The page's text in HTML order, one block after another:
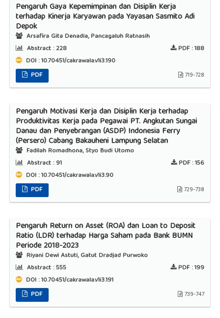
Pengaruh Gaya Kepemimpinan dan Disiplin Kerja
terhadap Kinerja Karyawan pada Yayasan Sasmito Adi
Depok
Arsafira Gita Denadia, Pancagaluh Ratnasih
Abstract :228 PDF :188
DOI : 10.70451/cakrawala.v1i3.190
PDF
719-728
Pengaruh Motivasi Kerja dan Disiplin Kerja terhadap
Produktivitas Kerja pada Pegawai PT. Angkutan Sungai
Danau dan Penyebrangan (ASDP) Indonesia Ferry
(Persero) Cabang Bakauheni Lampung Selatan
Fadilah Romadhona, Styo Budi Utomo
Abstract :91 PDF :156
DOI : 10.70451/cakrawala.v1i3.90
PDF
729-738
Pengaruh Return on Asset (ROA) dan Loan to Deposit
Ratio (LDR) terhadap Harga Saham pada Bank BUMN
Periode 2018-2023
Riyani Dewi Astuti, Gatut Dradjad Purwoko
Abstract :555 PDF :199
DOI : 10.70451/cakrawala.v1i3.191
PDF
739-747